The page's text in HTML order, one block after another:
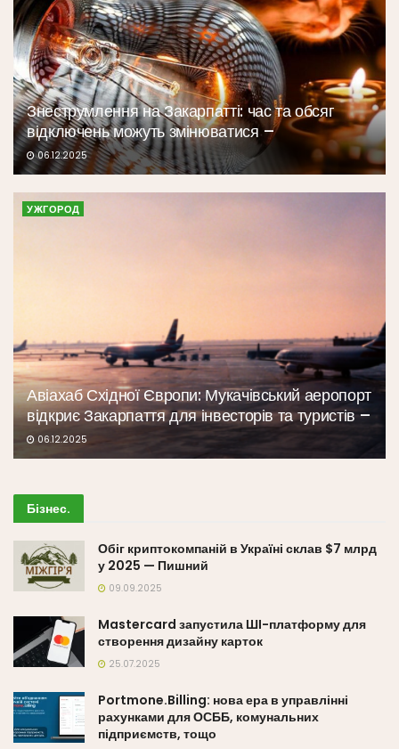
Знеструмлення на Закарпатті: час та обсяг
відключень можуть змінюватися –
06.12.2025
УЖГОРОД
Авіахаб Східної Європи: Мукачівський аеропорт
відкриє Закарпаття для інвесторів та туристів –
06.12.2025
Бізнес.
Обіг криптокомпаній в Україні склав $7 млрд
у 2025 — Пишний
09.09.2025
Mastercard запустила ШІ-платформу для
створення дизайну карток
25.07.2025
Portmone.Billing: нова ера в управлінні
рахунками для ОСББ, комунальних
підприємств, тощо